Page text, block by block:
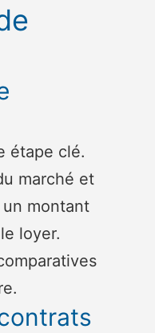
étape clé.
marché et
montant
loyer.